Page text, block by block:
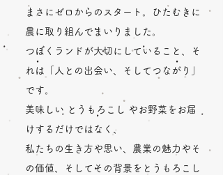
まさにゼロからのスタート。ひたむきに
農に取り組んでまいりました。
つぼくランドが大切にしていること、そ
れは「人との出会い、そしてつながり」
です。
美味しい とうもろこし やお野菜をお届
けするだけではなく、
私たちの生き方や思い、農業の魅力やそ
の価値、そしてその背景をとうもろこし